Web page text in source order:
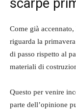
scarpe
Come già
riguarda la
di passo rispetto al
materiali di
Questo per venire
parte dell’opinione